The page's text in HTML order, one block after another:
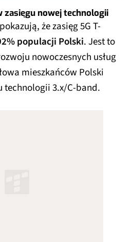
zasięgu nowej technologii
że zasięg 5G T-
populacji Polski. Jest to
nowoczesnych usług
mieszkańców Polski
technologii 3.x/C-band.